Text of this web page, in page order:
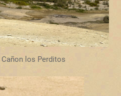
los Perditos